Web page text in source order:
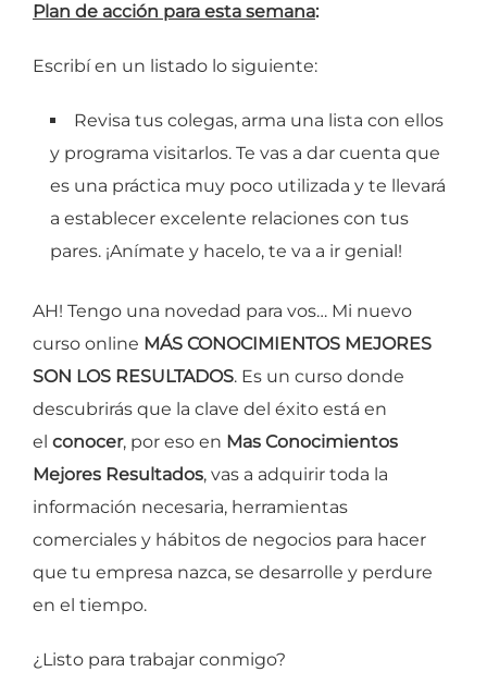
Plan de acción para esta semana:
Escribí en un listado lo siguiente:
Revisa tus colegas, arma una lista con ellos
y programa visitarlos. Te vas a dar cuenta que
es una práctica muy poco utilizada y te llevará
a establecer excelente relaciones con tus
pares. ¡Anímate y hacelo, te va a ir genial!
AH! Tengo una novedad para vos… Mi nuevo
curso online MÁS CONOCIMIENTOS MEJORES
SON LOS RESULTADOS. Es un curso donde
descubrirás que la clave del éxito está en
el conocer, por eso en Mas Conocimientos
Mejores Resultados, vas a adquirir toda la
información necesaria, herramientas
comerciales y hábitos de negocios para hacer
que tu empresa nazca, se desarrolle y perdure
en el tiempo.
¿Listo para trabajar conmigo?